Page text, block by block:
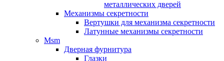
металлических дверей
Механизмы секретности
Вертушки для механизма секретности
Латунные механизмы секретности
Msm
Дверная фурнитура
Глазки